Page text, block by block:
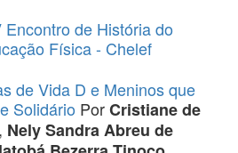
de História do
Física - Chelef
de Vida D e Meninos que
Solidário PorCristiane de
, Nely Sandra Abreu de